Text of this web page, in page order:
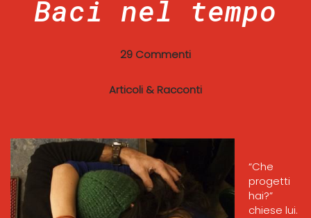
Baci nel tempo
29 Commenti
Articoli & Racconti
“Che
progetti
hai?”
chiese lui.